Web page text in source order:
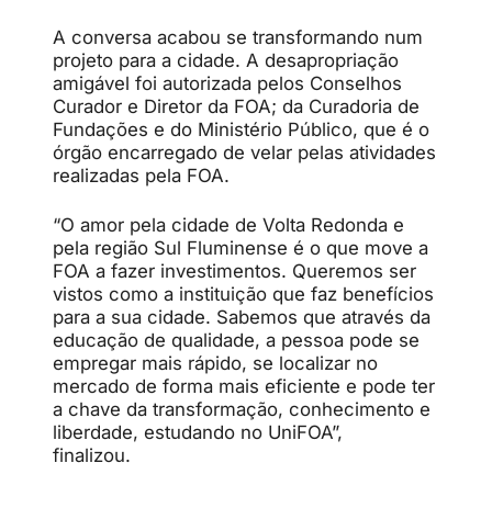
A conversa acabou se transformando num
projeto para a cidade. A desapropriação
amigável foi autorizada pelos Conselhos
Curador e Diretor da FOA; da Curadoria de
Fundações e do Ministério Público, que é o
órgão encarregado de velar pelas atividades
realizadas pela FOA.
“O amor pela cidade de Volta Redonda e
pela região Sul Fluminense é o que move a
FOA a fazer investimentos. Queremos ser
vistos como a instituição que faz benefícios
para a sua cidade. Sabemos que através da
educação de qualidade, a pessoa pode se
empregar mais rápido, se localizar no
mercado de forma mais eficiente e pode ter
a chave da transformação, conhecimento e
liberdade, estudando no UniFOA”,
finalizou.